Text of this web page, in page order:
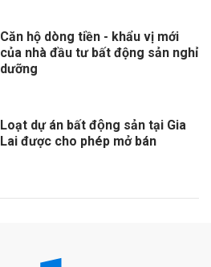
Căn hộ dòng tiền - khẩu vị mới
của nhà đầu tư bất động sản nghỉ
dưỡng
Loạt dự án bất động sản tại Gia
Lai được cho phép mở bán